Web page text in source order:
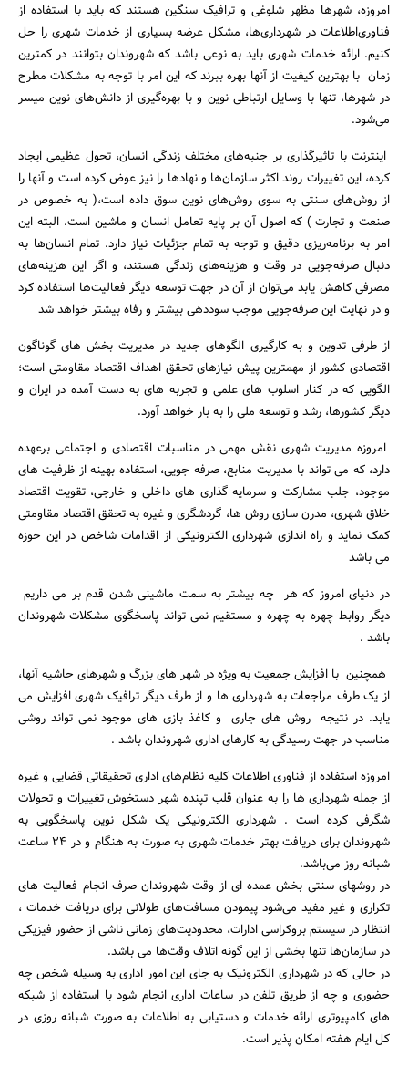
امروزه، شهرها مظهر شلوغی و ترافیک سنگین هستند که باید با استفاده از
فناوری‌اطلاعات در شهرداری‌ها، مشکل عرضه‌ بسیاری از خدمات شهری را حل
کنیم. ارائه‌ خدمات شهری باید به نوعی باشد که شهروندان بتوانند در کمترین
زمان با بهترین کیفیت از آنها بهره ببرند که این امر با توجه به مشکلات مطرح
در شهرها، تنها با وسایل ارتباطی نوین و با بهره‌گیری از دانش‌های نوین میسر
می‌شود.
اینترنت با تاثیر‌گذاری بر جنبه‌های مختلف زندگی انسان، تحول عظیمی ایجاد
کرده، این تغییرات روند اکثر سازمان‌ها و نهادها را نیز عوض کرده است و آنها را
از روش‌‍‌‌های سنتی به سوی روش‌های نوین سوق داده است،( به‌ خصوص در
صنعت و تجارت ) که اصول آن بر پایه‌ تعامل انسان و ماشین است. البته این
امر به برنامه‌ریزی دقیق و توجه به تمام جزئیات نیاز دارد. تمام انسان‌ها به
دنبال صرفه‌جویی در وقت و هزینه‌های زندگی هستند، و اگر این هزینه‌‌های
مصرفی کاهش یابد می‌توان از آن در جهت توسعه‌ دیگر فعالیت‌ها استفاده کرد
و در نهایت این صرفه‌جویی موجب سوددهی بیشتر و رفاه بیشتر خواهد شد
از طرفی تدوین و به کارگیری الگوهای جدید در مدیریت بخش های گوناگون
اقتصادی کشور از مهمترین پیش نیازهای تحقق اهداف اقتصاد مقاومتی است؛
الگویی که در کنار اسلوب های علمی و تجربه های به دست آمده در ایران و
دیگر کشورها، رشد و توسعه ملی را به بار خواهد آورد.
امروزه مدیریت شهری نقش مهمی در مناسبات اقتصادی و اجتماعی برعهده
دارد، که می تواند با مدیریت منابع، صرفه جویی، استفاده بهینه از ظرفیت های
موجود، جلب مشارکت و سرمایه گذاری های داخلی و خارجی، تقویت اقتصاد
خلاق شهری، مدرن سازی روش ها، گردشگری و غیره به تحقق اقتصاد مقاومتی
کمک نماید و راه اندازی شهرداری الکترونیکی از اقدامات شاخص در این حوزه
می باشد
در دنیای امروز که هر چه بیشتر به سمت ماشینی شدن قدم بر می داریم
دیگر روابط چهره به چهره و مستقیم نمی تواند پاسخگوی مشکلات شهروندان
باشد .
همچنین با افزایش جمعیت به ویژه در شهر های بزرگ و شهرهای حاشیه آنها،
از یک طرف مراجعات به شهرداری ها و از طرف دیگر ترافیک شهری افزایش می
یابد. در نتیجه روش های جاری و کاغذ بازی های موجود نمی تواند روشی
مناسب در جهت رسیدگی به کارهای اداری شهروندان باشد .
امروزه استفاده از فناوری اطلاعات کلیه نظام‌های اداری تحقیقاتی قضایی و غیره
از جمله شهرداری ها را به عنوان قلب تپنده شهر دستخوش تغییرات و تحولات
شگرفی کرده است . شهرداری الکترونیکی یک شکل نوین پاسخگویی به
شهروندان برای دریافت بهتر خدمات شهری به صورت به هنگام و در ۲۴ ساعت
شبانه روز می‌باشد.
در روشهای سنتی بخش عمده ای از وقت شهروندان صرف انجام فعالیت های
تکراری و غیر مفید می‌شود پیمودن مسافت‌های طولانی برای دریافت خدمات ،
انتظار در سیستم بروکراسی ادارات، محدودیت‌های زمانی ناشی از حضور فیزیکی
در سازمان‌ها تنها بخشی از این گونه اتلاف وقت‌ها می باشد.
در حالی که در شهرداری الکترونیک به جای این امور اداری به وسیله شخص چه
حضوری و چه از طریق تلفن در ساعات اداری انجام شود با استفاده از شبکه
های کامپیوتری ارائه خدمات و دستیابی به اطلاعات به صورت شبانه روزی در
کل ایام هفته امکان پذیر است.